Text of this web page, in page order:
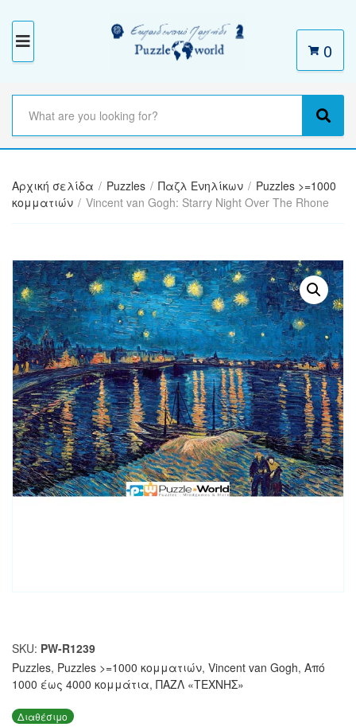
M
N
U
a
t
g
o
n
a
m
e
S
a
r
h
t
S
e
a
c
h
0
Αρχική σελίδα / Puzzles / Παζλ Ενηλίκων / Puzzles >=1000
κομματιών / Vincent van Gogh: Starry Night Over The Rhone
SKU: PW-R1239
Puzzles, Puzzles >=1000 κομματιών, Vincent van Gogh, Από
1000 έως 4000 κομμάτια, ΠΑΖΛ «ΤΕΧΝΗΣ»
Διαθέσιμο